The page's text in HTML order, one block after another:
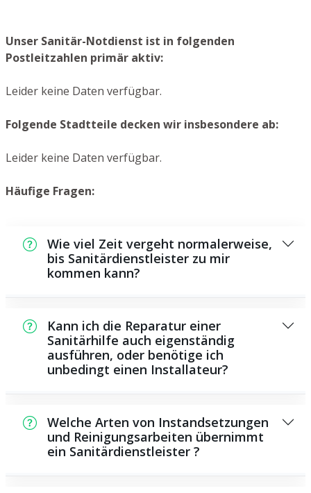
Unser Sanitär-Notdienst ist in folgenden
Postleitzahlen primär aktiv:
Leider keine Daten verfügbar.
Folgende Stadtteile decken wir insbesondere ab:
Leider keine Daten verfügbar.
Häufige Fragen:
Wie viel Zeit vergeht normalerweise,
bis Sanitärdienstleister zu mir
kommen kann?
Zeit an der Schadensstelle sein. Dies hängt
unter anderem von der Auftragslage zu dem
Zeitraum ab sowie von der Verkehrssituation
und der örtlichen Gegebenheit.
Kann ich die Reparatur einer
Sanitärhilfe auch eigenständig
ausführen, oder benötige ich
unbedingt einen Installateur?
Wartungsarbeiten, die Sie eigenständig
ausführen können, zum Beispiel das
Verwenden von Rohrreinigungsmitteln aus
Welche Arten von Instandsetzungen
und Reinigungsarbeiten übernimmt
ein Sanitärdienstleister ?